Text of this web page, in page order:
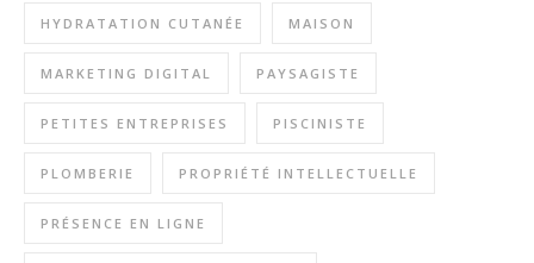
HYDRATATION CUTANÉE MAISON
MARKETING DIGITAL PAYSAGISTE
PETITES ENTREPRISES PISCINISTE
PLOMBERIE PROPRIÉTÉ INTELLECTUELLE
PRÉSENCE EN LIGNE